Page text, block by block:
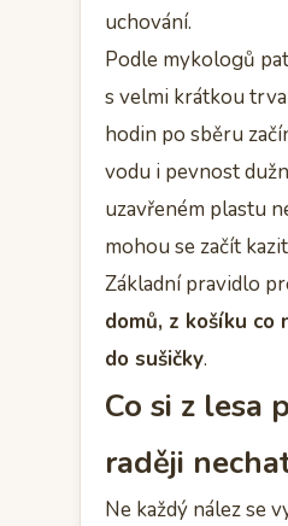
uchování.
Podle mykologů
s velmi krátkou
hodin po sběru
vodu i pevnost
uzavřeném plastu
mohou se začít
Základní pravidlo
domů, z košíku
do sušičky.
Co si z lesa
raději
Ne každý nález se